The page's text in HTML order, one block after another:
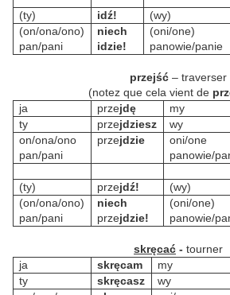
(ty) idź! (wy)
(on/ona/ono)
pan/pani
niech
idzie!
(oni/one)
panowie/panie
przejść – traverser
(notez que cela vient de
ja
przejdę my
ty
przejdziesz wy
on/ona/ono
pan/pani
przejdzie
oni/one
panowie/
(ty) przejdź! (wy)
(on/ona/ono)
pan/pani
niech
przejdzie!
(oni/one)
panowie/
skręcać - tourner
ja
skręcam my
ty
skręcasz wy